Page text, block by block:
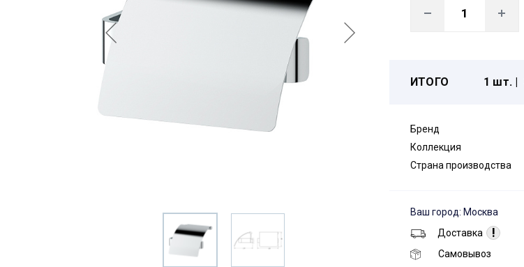
ИТОГО 1 шт. |
Бренд
Коллекция
Страна производства
Ваш город: Москва
Доставка
!
Самовывоз